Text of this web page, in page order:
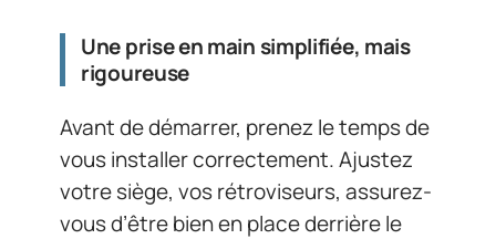
Une prise en main simplifiée, mais
rigoureuse
Avant de démarrer, prenez le temps de
vous installer correctement. Ajustez
votre siège, vos rétroviseurs, assurez-
vous d’être bien en place derrière le